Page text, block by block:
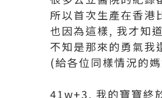
所以首次生產在香港
也因為這樣, 我才知
不知是那來的勇氣我
(給各位同樣情況的
41w+3, 我的寶寶終